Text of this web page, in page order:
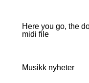
Here you go, the
midi file
Musikk nyheter